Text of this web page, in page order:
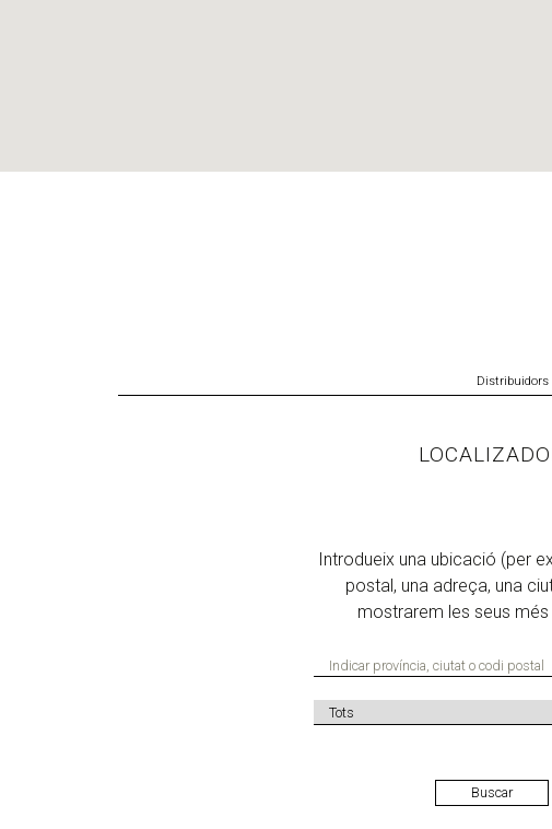
Distribuidors
Introdueix una ubicació (per
postal, una adreça, una
mostrarem les seus